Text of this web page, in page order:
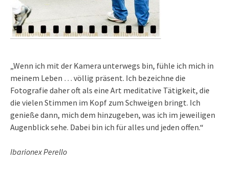
„Wenn ich mit der Kamera unterwegs bin, fühle ich mich in
meinem Leben … völlig präsent. Ich bezeichne die
Fotografie daher oft als eine Art meditative Tätigkeit, die
die vielen Stimmen im Kopf zum Schweigen bringt. Ich
genieße dann, mich dem hinzugeben, was ich im jeweiligen
Augenblick sehe. Dabei bin ich für alles und jeden offen.“
Ibarionex Perello